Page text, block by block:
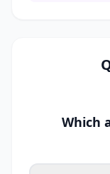
Which